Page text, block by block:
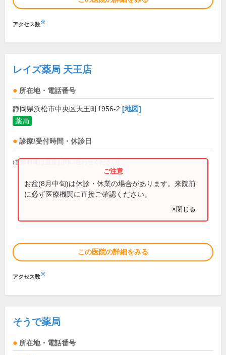
アクセス数※
レイズ薬局 天王店
所在地・電話番号
静岡県浜松市中央区天王町1956-2 [地図]
薬局
診療/受付時間・休診日
(営業時間は直接お問い合わせください)
お盆(8月中旬)は休診・休業の場合があります。来院前
に必ず医療機関に直接ご確認ください。
×閉じる
この医院の詳細をみる
アクセス数※
そうで薬局
所在地・電話番号